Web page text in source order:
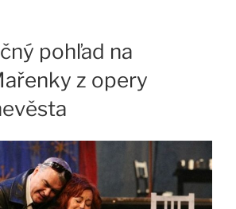
pohľad na
z opery